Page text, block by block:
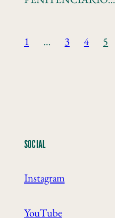
1 … 3 4 5
SOCIAL
Instagram
YouTube